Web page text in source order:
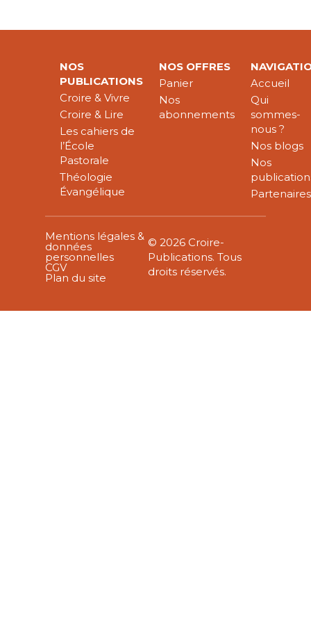
NOS
PUBLICATIONS
Croire & Vivre
Croire & Lire
Les cahiers de
l’École
Pastorale
Théologie
Évangélique
NOS OFFRES
Panier
Nos
abonnements
Accueil
Qui
sommes-
nous ?
Nos blogs
Nos
Partenaires
Mentions légales &
données
personnelles
CGV
Plan du site
© 2026 Croire-
Publications. Tous
droits réservés.